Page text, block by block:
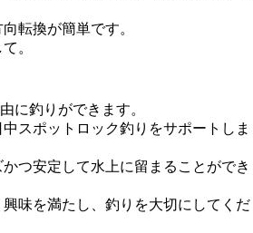
転換が簡単です。
。
に釣りができます。
スポットロック釣りをサポートしま
つ安定して水上に留まることができ
味を満たし、釣りを大切にしてくだ